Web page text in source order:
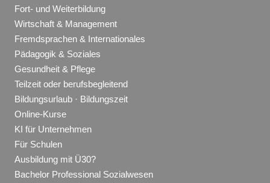
Fort- und Weiterbildung
Wirtschaft & Management
Fremdsprachen & Internationales
Pädagogik & Soziales
Gesundheit & Pflege
Teilzeit oder berufsbegleitend
Bildungsurlaub · Bildungszeit
Online-Kurse
KI für Unternehmen
Für Schulen
Ausbildung mit Ü30?
Bachelor Professional Sozialwesen